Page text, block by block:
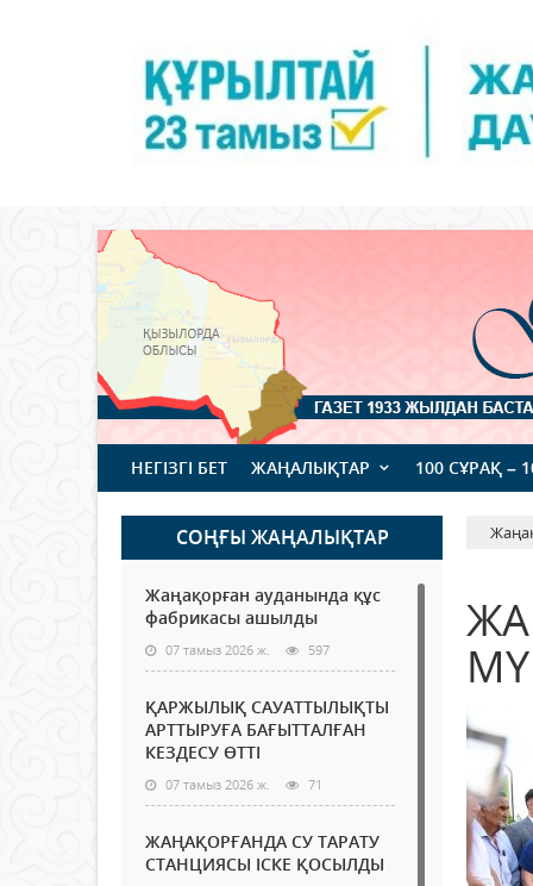
НЕГІЗГІ БЕТ ЖАҢАЛЫҚТАР 100 СҰРАҚ –
СОҢҒЫ ЖАҢАЛЫҚТАР
Жаңақорған ауданында құс
фабрикасы ашылды
07 тамыз 2026 ж. 597
ҚАРЖЫЛЫҚ САУАТТЫЛЫҚТЫ
АРТТЫРУҒА БАҒЫТТАЛҒАН
КЕЗДЕСУ ӨТТІ
07 тамыз 2026 ж. 71
ЖАҢАҚОРҒАНДА СУ ТАРАТУ
СТАНЦИЯСЫ ІСКЕ ҚОСЫЛДЫ